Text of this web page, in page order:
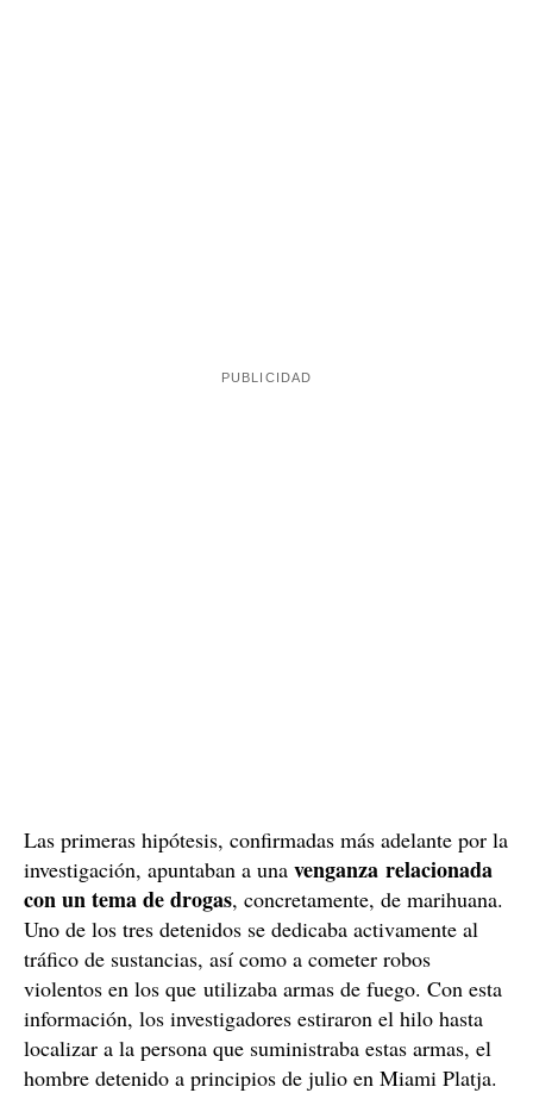
Las primeras hipótesis, confirmadas más adelante por la
investigación, apuntaban a una venganza relacionada
con un tema de drogas, concretamente, de marihuana.
Uno de los tres detenidos se dedicaba activamente al
tráfico de sustancias, así como a cometer robos
violentos en los que utilizaba armas de fuego. Con esta
información, los investigadores estiraron el hilo hasta
localizar a la persona que suministraba estas armas, el
hombre detenido a principios de julio en Miami Platja.